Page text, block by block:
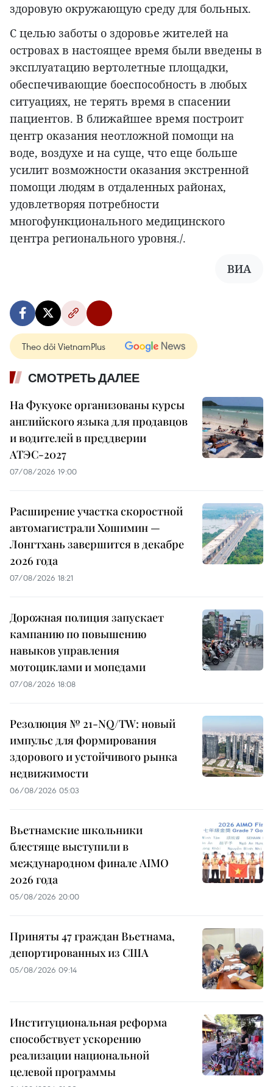
здоровую окружающую среду для больных.
С целью заботы о здоровье жителей на
островах в настоящее время были введены в
эксплуатацию вертолетные площадки,
обеспечивающие боеспособность в любых
ситуациях, не терять время в спасении
пациентов. В ближайшее время построит
центр оказания неотложной помощи на
воде, воздухе и на суще, что еще больше
усилит возможности оказания экстренной
помощи людям в отдаленных районах,
удовлетворяя потребности
многофункционального медицинского
центра регионального уровня./.
ВИА
Theo dõi VietnamPlus
СМОТРЕТЬ ДАЛЕЕ
На Фукуоке организованы курсы
английского языка для продавцов
и водителей в преддверии
АТЭС-2027
07/08/2026 19:00
Расширение участка скоростной
автомагистрали Хошимин —
Лонгтхань завершится в декабре
2026 года
07/08/2026 18:21
Дорожная полиция запускает
кампанию по повышению
навыков управления
мотоциклами и мопедами
07/08/2026 18:08
Резолюция № 21-NQ/TW: новый
импульс для формирования
здорового и устойчивого рынка
недвижимости
06/08/2026 05:03
Вьетнамские школьники
блестяще выступили в
международном финале AIMO
2026 года
05/08/2026 20:00
Приняты 47 граждан Вьетнама,
депортированных из США
05/08/2026 09:14
Институциональная реформа
способствует ускорению
реализации национальной
целевой программы